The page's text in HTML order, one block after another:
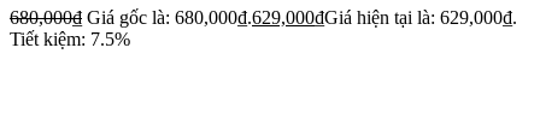
680,000₫ Giá gốc là: 680,000₫.629,000₫Giá hiện tại là: 629,000₫.
Tiết kiệm: 7.5%